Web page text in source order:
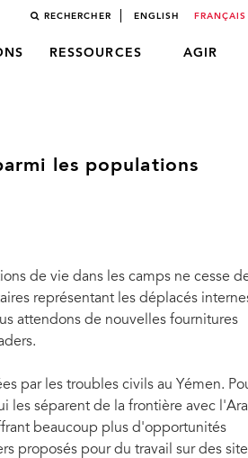
RECHERCHER ENGLISH FRANÇAIS
RESSOURCES AGIR
les populations
de vie dans les camps ne cesse
représentant les déplacés
attendons de nouvelles fournitures
par les troubles civils au Yémen.
les séparent de la frontière avec
beaucoup plus d'opportunités
proposés pour du travail sur des